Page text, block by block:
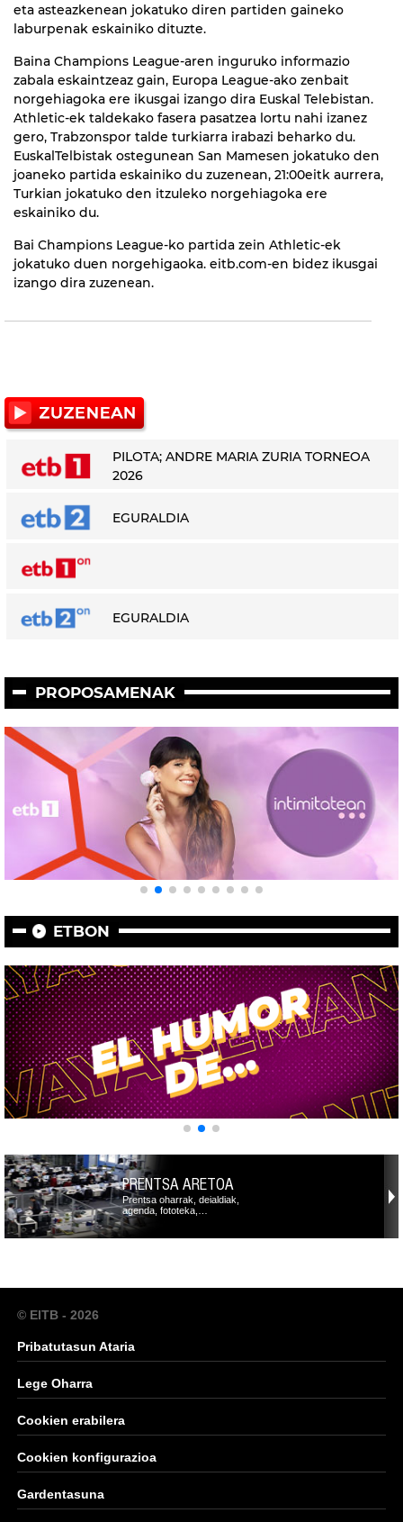
eta asteazkenean jokatuko diren partiden gaineko
laburpenak eskainiko dituzte.
Baina Champions League-aren inguruko informazio
zabala eskaintzeaz gain, Europa League-ako zenbait
norgehiagoka ere ikusgai izango dira Euskal Telebistan.
Athletic-ek taldekako fasera pasatzea lortu nahi izanez
gero, Trabzonspor talde turkiarra irabazi beharko du.
EuskalTelbistak ostegunean San Mamesen jokatuko den
joaneko partida eskainiko du zuzenean, 21:00eitk aurrera,
Turkian jokatuko den itzuleko norgehiagoka ere
eskainiko du.
Bai Champions League-ko partida zein Athletic-ek
jokatuko duen norgehigaoka. eitb.com-en bidez ikusgai
izango dira zuzenean.
PILOTA; ANDRE MARIA ZURIA TORNEOA
2026
EGURALDIA
EGURALDIA
PROPOSAMENAK
ETBON
PRENTSA ARETOA
Prentsa oharrak, deialdiak,
agenda, fototeka,…
© EITB - 2026
Pribatutasun Ataria
Lege Oharra
Cookien erabilera
Cookien konfigurazioa
Gardentasuna